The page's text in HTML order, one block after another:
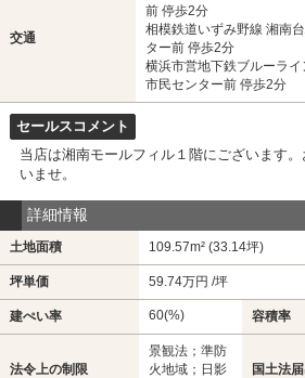
交通
前 停歩2分
相模鉄道いずみ野線 湘南
ター前 停歩2分
横浜市営地下鉄ブルーラ
市民センター前 停歩2分
セールスコメント
当店は湘南モールフィル１階にございます
いませ。
詳細情報
土地面積 109.57m² (33.14坪)
坪単価 59.74万円 /坪
建ぺい率 60(%) 容積率
法令上の制限
景観法；準防
火地域；日影
国土法